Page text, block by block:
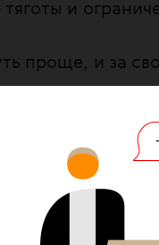
и
проще, и за
никакие
в сущности,
пути к
проведения
в интернете о